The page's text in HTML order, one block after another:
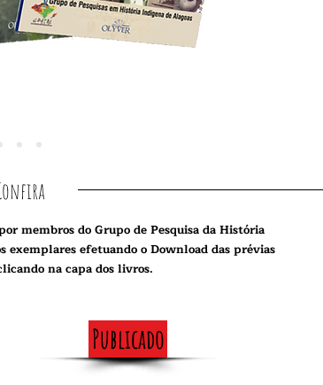
membros do Grupo de Pesquisa da História
exemplares efetuando o Download das prévias
na capa dos livros.
Publicado